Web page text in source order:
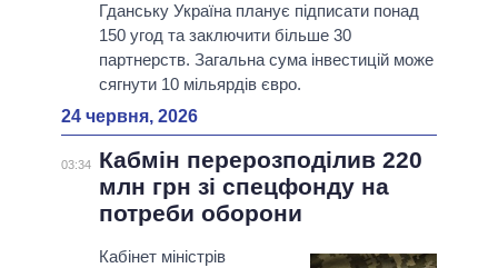
Гданську Україна планує підписати понад
150 угод та заключити більше 30
партнерств. Загальна сума інвестицій може
сягнути 10 мільярдів євро.
24 червня, 2026
03:34
Кабмін перерозподілив 220
млн грн зі спецфонду на
потреби оборони
Кабінет міністрів